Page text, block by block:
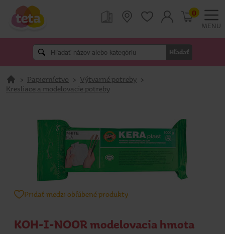
MENU
Hľadať
0
> Papierníctvo > Výtvarné potreby
>
Kresliace a modelovacie potreby
Pridať medzi obľúbené produkty
KOH-I-NOOR modelovacia hmota